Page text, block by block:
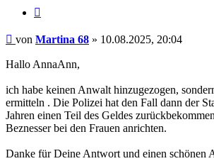
Beitrag
von Martina 68 » 10.08.2025, 20:04
Hallo AnnaAnn,
ich habe keinen Anwalt hinzugezogen,
ermitteln . Die Polizei hat den Fall dann der
Jahren einen Teil des Geldes
Beznesser bei den Frauen anrichten.
Danke für Deine Antwort und einen schönen